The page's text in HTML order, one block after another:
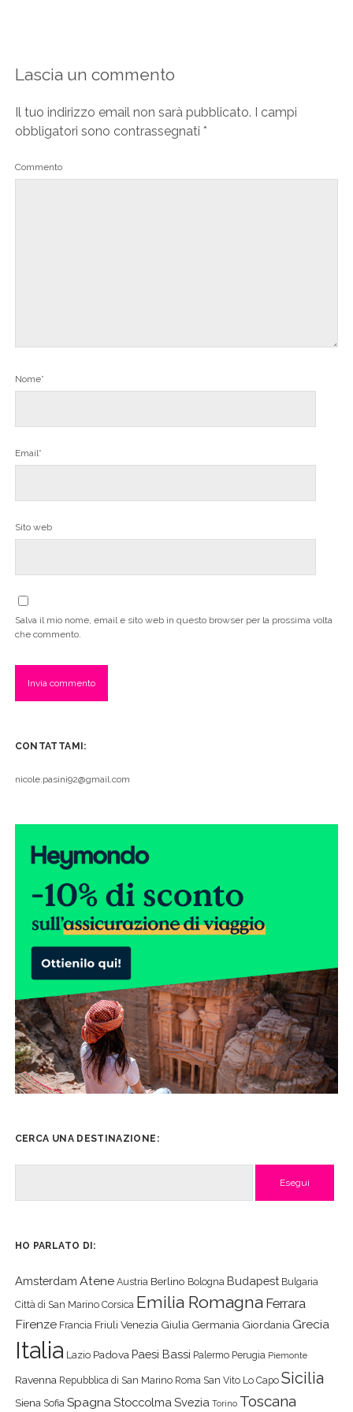
Lascia un commento
Il tuo indirizzo email non sarà pubblicato. I campi
obbligatori sono contrassegnati *
Commento
Nome*
Email*
Sito web
Salva il mio nome, email e sito web in questo browser per la prossima volta
che commento.
CONTATTAMI:
nicole.pasini92@gmail.com
CERCA UNA DESTINAZIONE:
HO PARLATO DI:
Amsterdam Atene Austria Berlino Bologna Budapest Bulgaria
Città di San Marino Corsica Emilia Romagna Ferrara
Firenze Francia Friuli Venezia Giulia Germania Giordania Grecia
Italia Lazio Padova Paesi Bassi Palermo Perugia Piemonte
Ravenna Repubblica di San Marino Roma San Vito Lo Capo Sicilia
Siena Sofia SpagnaStoccolma Svezia Torino Toscana